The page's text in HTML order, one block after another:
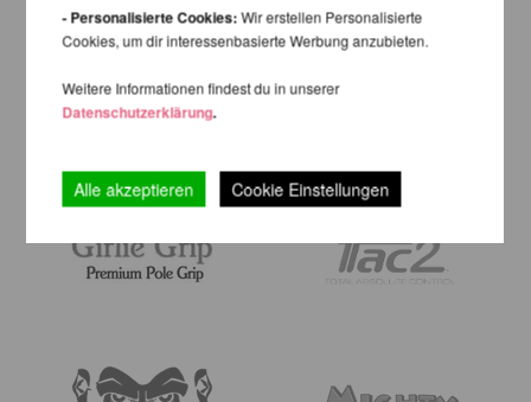
- Personalisierte Cookies:Wir erstellen Personalisierte
Cookies, um dir interessenbasierte Werbung anzubieten.
Weitere Informationen findest du in unserer
Datenschutzerklärung.
Alle akzeptieren Cookie Einstellungen